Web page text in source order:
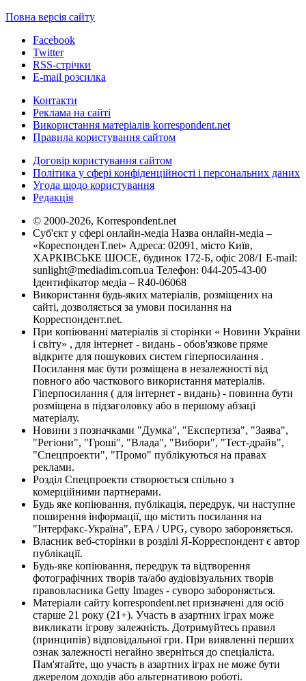
Повна версія сайту
Facebook
Twitter
RSS-стрічки
E-mail розсилка
Контакти
Реклама на сайті
Використання матеріалів korrespondent.net
Правила користування сайтом
Договір користування сайтом
Політика у сфері конфіденційності і персональних даних
Угода щодо користування
Редакція
© 2000-2026, Korrespondent.net
Суб'єкт у сфері онлайн-медіа Назва онлайн-медіа –
«КореспонденТ.net» Адреса: 02091, місто Київ,
ХАРКІВСЬКЕ ШОСЕ, будинок 172-Б, офіс 208/1 E-mail:
sunlight@mediadim.com.ua Телефон: 044-205-43-00
Ідентифікатор медіа – R40-06068
Використання будь-яких матеріалів, розміщених на
сайті, дозволяється за умови посилання на
Корреспондент.net.
При копіюванні матеріалів зі сторінки « Новини України
і світу» , для інтернет - видань - обов'язкове пряме
відкрите для пошукових систем гіперпосилання .
Посилання має бути розміщена в незалежності від
повного або часткового використання матеріалів.
Гіперпосилання ( для інтернет - видань) - повинна бути
розміщена в підзаголовку або в першому абзаці
матеріалу.
Новини з позначками "Думка", "Експертиза", "Заява",
"Регіони", "Гроші", "Влада", "Вибори", "Тест-драйв",
"Спецпроекти", "Промо" публікуються на правах
реклами.
Розділ Спецпроекти створюється спільно з
комерційними партнерами.
Будь яке копіювання, публікація, передрук, чи наступне
поширення інформації, що містить посилання на
"Інтерфакс-Україна", EPA / UPG, суворо забороняється.
Власник веб-сторінки в розділі Я-Корреспондент є автор
публікації.
Будь-яке копіювання, передрук та відтворення
фотографічних творів та/або аудіовізуальних творів
правовласника Getty Images - суворо забороняється.
Матеріали сайту korrespondent.net призначені для осіб
старше 21 року (21+). Участь в азартних іграх може
викликати ігрову залежність. Дотримуйтесь правил
(принципів) відповідальної гри. При виявленні перших
ознак залежності негайно зверніться до спеціаліста.
Пам'ятайте, що участь в азартних іграх не може бути
джерелом доходів або альтернативою роботі.